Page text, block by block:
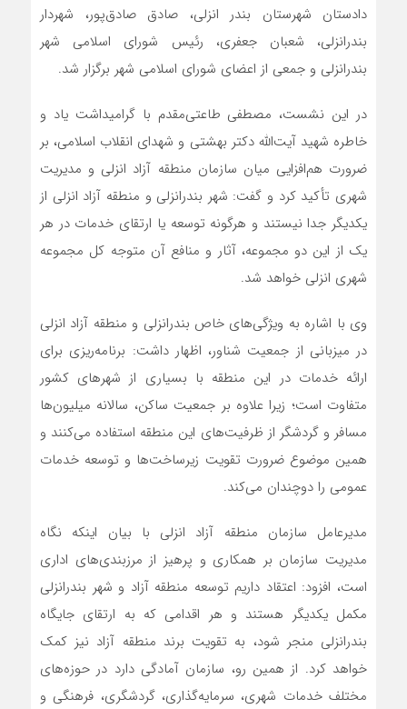
دادستان شهرستان بندر انزلی، صادق صادق‌پور، شهردار
بندرانزلی، شعبان جعفری، رئیس شورای اسلامی شهر
بندرانزلی و جمعی از اعضای شورای اسلامی شهر برگزار شد.
در این نشست، مصطفی طاعتی‌مقدم با گرامیداشت یاد و
خاطره شهید آیت‌الله دکتر بهشتی و شهدای انقلاب اسلامی، بر
ضرورت هم‌افزایی میان سازمان منطقه آزاد انزلی و مدیریت
شهری تأکید کرد و گفت: شهر بندرانزلی و منطقه آزاد انزلی از
یکدیگر جدا نیستند و هرگونه توسعه یا ارتقای خدمات در هر
یک از این دو مجموعه، آثار و منافع آن متوجه کل مجموعه
شهری انزلی خواهد شد.
وی با اشاره به ویژگی‌های خاص بندرانزلی و منطقه آزاد انزلی
در میزبانی از جمعیت شناور، اظهار داشت: برنامه‌ریزی برای
ارائه خدمات در این منطقه با بسیاری از شهرهای کشور
متفاوت است؛ زیرا علاوه بر جمعیت ساکن، سالانه میلیون‌ها
مسافر و گردشگر از ظرفیت‌های این منطقه استفاده می‌کنند و
همین موضوع ضرورت تقویت زیرساخت‌ها و توسعه خدمات
عمومی را دوچندان می‌کند.
مدیرعامل سازمان منطقه آزاد انزلی با بیان اینکه نگاه
مدیریت سازمان بر همکاری و پرهیز از مرزبندی‌های اداری
است، افزود: اعتقاد داریم توسعه منطقه آزاد و شهر بندرانزلی
مکمل یکدیگر هستند و هر اقدامی که به ارتقای جایگاه
بندرانزلی منجر شود، به تقویت برند منطقه آزاد نیز کمک
خواهد کرد. از همین رو، سازمان آمادگی دارد در حوزه‌های
مختلف خدمات شهری، سرمایه‌گذاری، گردشگری، فرهنگی و